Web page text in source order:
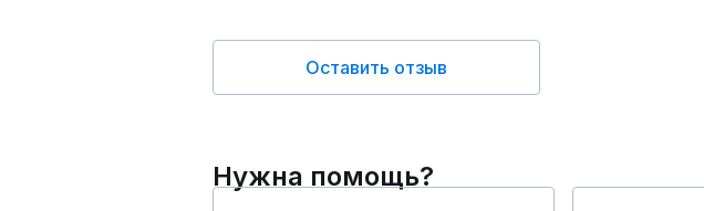
Оставить отзыв
Нужна помощь?